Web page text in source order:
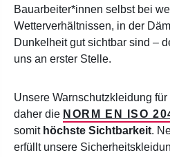
Bauarbeiter*innen selbst bei
Wetterverhältnissen, in der
Dunkelheit gut sichtbar sind –
uns an erster Stelle.
Unsere Warnschutzkleidung
daher die NORM EN ISO
somit höchste Sichtbarkeit.
erfüllt unsere